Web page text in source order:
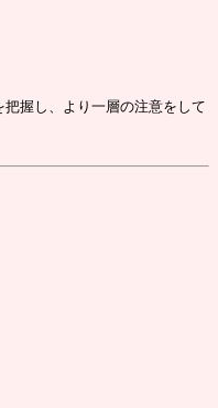
握し、より一層の注意をして